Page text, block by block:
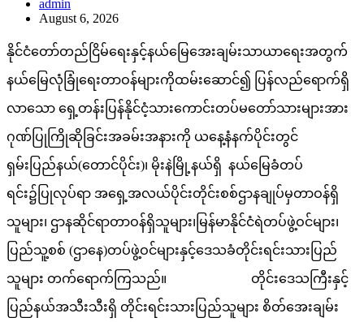
admin
August 6, 2026
နိုင်ငံတော်တည်ငြိမ်ရေးနှင့်နယ်မြေအေးချမ်းသာယာရေးအတွက်
နယ်မြေလုံခြုံရေးတာဝန်များကိုထမ်းဆောင်၍ ပြန်လည်ရောက်ရှိ
လာသော ရှေ့တန်းပြန်နိုင်ငံ့သားကောင်းတပ်မတော်သားများအား
ဂုဏ်ပြုကြိုဆိုခြင်းအခမ်းအနားကို ယနေ့နံနက်ပိုင်းတွင်
ရှမ်းပြည်နယ်(တောင်ပိုင်း)၊ မိုးနဲမြို့နယ်ရှိ နယ်မြေခံတပ်
ရင်း၌ပြုလုပ်ရာ အရှေ့အလယ်ပိုင်းတိုင်းစစ်ဌာနချုပ်မှတာဝန်ရှိ
သူများ၊ ဌာနဆိုင်ရာတာဝန်ရှိသူများ၊မြန်မာနိုင်ငံရဲတပ်ဖွဲ့ဝင်များ၊
ပြည်သူ့စစ် (ဌာနေ)တပ်ဖွဲ့ဝင်များနှင့်ဒေသခံတိုင်းရင်းသားပြည်
သူများ တက်ရောက်ကြသည်။ တိုင်းဒေသကြီးနှင့်
ပြည်နယ်အသီးသီးရှိ တိုင်းရင်းသားပြည်သူများ စိတ်အေးချမ်း